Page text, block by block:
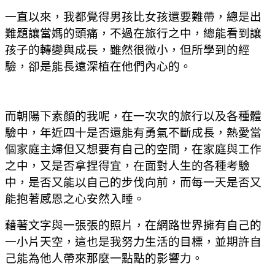
一直以來，我都覺得男孩比女孩還要難帶，總是出
難題讓當媽的頭痛，不過在旅行之中，總能看到讓
孩子的轉變與成長，雖然很微小，但所學到的經
驗，卻是能長遠深植在他們內心的。
而朝陽下素顏的我呢，在一次次的旅行以及各種體
驗中，年近四十是否還能有勇氣不斷成長，熱愛當
個家庭主婦但又想要有自己的空間，在家庭與工作
之中，又是否拿捏得宜，在面對人生的各種考驗
中，是否又能以自己的步伐向前，而每一天是否又
能抱著感恩之心安然入睡。
藉著文字與一張張的照片，在網路世界擁有自己的
一小片天空，這也是我努力生活的目標，並期許自
己能為他人帶來那麼一點點的影響力。